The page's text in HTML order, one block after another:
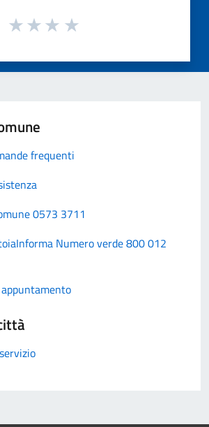
frequenti
0573 3711
Numero verde 800 012